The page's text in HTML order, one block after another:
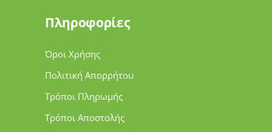
Πληροφορίες
Όροι Χρήσης
Πολιτική Απορρήτου
Τρόποι Πληρωμής
Τρόποι Αποστολής